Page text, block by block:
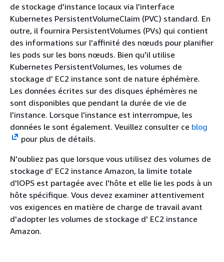
de stockage d'instance locaux via l'interface
Kubernetes PersistentVolumeClaim (PVC) standard. En
outre, il fournira PersistentVolumes (PVs) qui contient
des informations sur l'affinité des nœuds pour planifier
les pods sur les bons nœuds. Bien qu'il utilise
Kubernetes PersistentVolumes, les volumes de
stockage d' EC2 instance sont de nature éphémère.
Les données écrites sur des disques éphémères ne
sont disponibles que pendant la durée de vie de
l'instance. Lorsque l'instance est interrompue, les
données le sont également. Veuillez consulter ce blog
pour plus de détails.
N'oubliez pas que lorsque vous utilisez des volumes de
stockage d' EC2 instance Amazon, la limite totale
d'IOPS est partagée avec l'hôte et elle lie les pods à un
hôte spécifique. Vous devez examiner attentivement
vos exigences en matière de charge de travail avant
d'adopter les volumes de stockage d' EC2 instance
Amazon.